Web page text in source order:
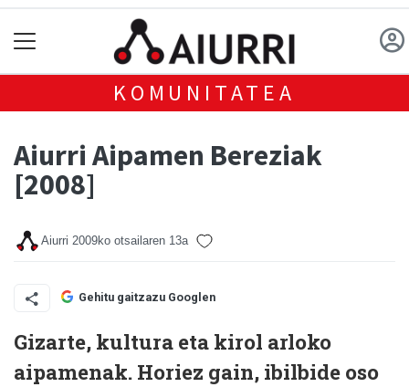
KOMUNITATEA
Aiurri Aipamen Bereziak
[2008]
Aiurri 2009ko otsailaren 13a
Gehitu gaitzazu Googlen
Gizarte, kultura eta kirol arloko
aipamenak. Horiez gain, ibilbide oso